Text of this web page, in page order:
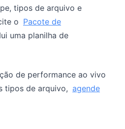
tipos de arquivo e
o Pacote de
uma planilha de
de performance ao vivo
tipos de arquivo, agende